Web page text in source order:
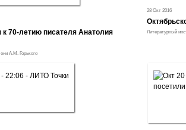
70-летию писателя Анатолия
А.М. Горького
28 Окт 2016
Литературный